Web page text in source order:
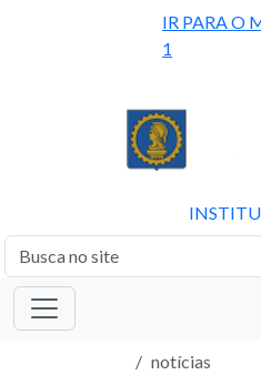
IR PARA O
1
notícias